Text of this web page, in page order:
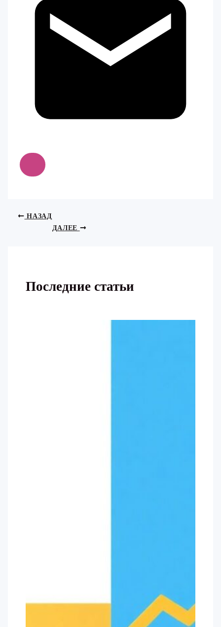
НАЗАД
ДАЛЕЕ
Последние статьи